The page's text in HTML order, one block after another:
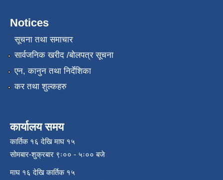
Notices
सूचना तथा समाचार
सार्वजनिक खरीद /बोलपत्र सूचना
एन, कानुन तथा निर्देशिका
कर तथा शुल्कहरु
कार्यालय समय
कार्तिक १६ देखि माघ १५
सोमबार-शुक्रबार ९ः०० - ५ः०० बजे
माघ १६ देखि कार्तिक १५